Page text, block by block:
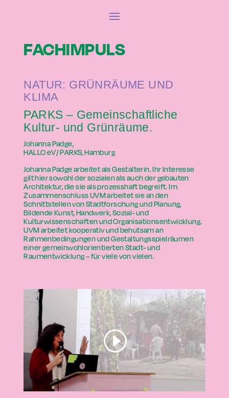
FACHIMPULS
NATUR: GRÜNRÄUME UND
KLIMA
PARKS – Gemeinschaftliche
Kultur- und Grünräume.
Johanna Padge,
HALLO eV/ PARKS, Hamburg
Johanna Padge arbeitet als Gestalterin. Ihr Interesse
gilt hier sowohl der sozialen als auch der gebauten
Architektur, die sie als prozesshaft begreift. Im
Zusammenschluss UVM arbeitet sie an den
Schnittstellen von Stadtforschung und Planung,
Bildende Kunst, Handwerk, Sozial- und
Kulturwissenschaften und Organisationsentwicklung.
UVM arbeitet kooperativ und behutsam an
Rahmenbedingungen und Gestaltungsspielräumen
einer gemeinwohlorientierten Stadt- und
Raumentwicklung – für viele von vielen.